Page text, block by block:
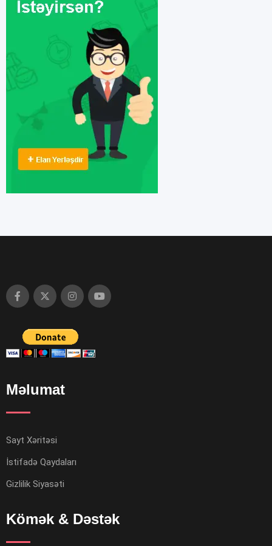
Məlumat
Sayt Xəritəsi
İstifadə Qaydaları
Gizlilik Siyasəti
Kömək & Dəstək